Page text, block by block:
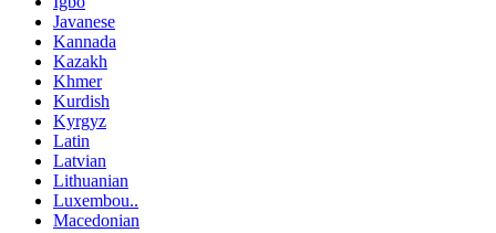
Javanese
Kannada
Kazakh
Khmer
Kurdish
Kyrgyz
Latin
Latvian
Lithuanian
Luxembou..
Macedonian